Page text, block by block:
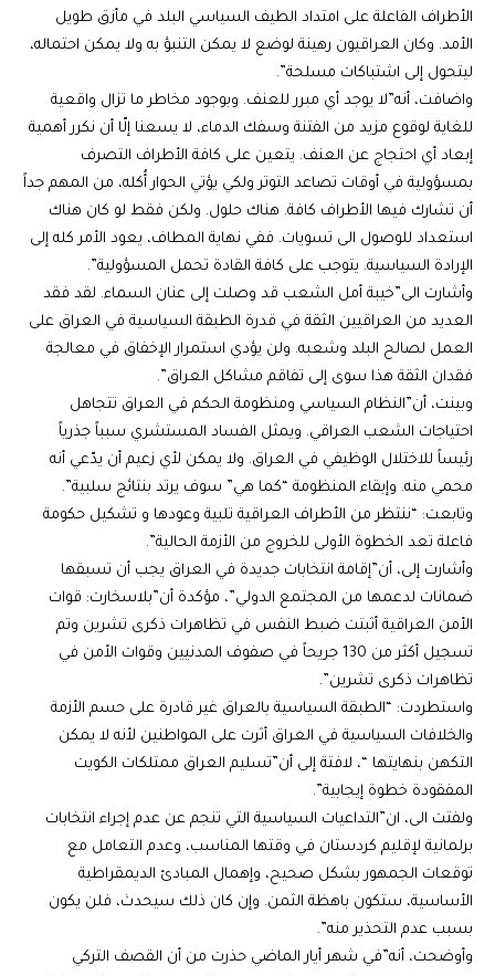
الأطراف الفاعلة على امتداد الطيف السياسي البلد في مأزق طويل
الأمد. وكان العراقيون رهينة لوضع لا يمكن التنبؤ به ولا يمكن احتماله،
ليتحول إلى اشتباكات مسلحة”.
واضافت، أنه”لا يوجد أي مبرر للعنف. وبوجود مخاطر ما تزال واقعية
للغاية لوقوع مزيد من الفتنة وسفك الدماء، لا يسعنا إلّا أن نكرر أهمية
إبعاد أي احتجاج عن العنف. يتعين على كافة الأطراف التصرف
بمسؤولية في أوقات تصاعد التوتر ولكي يؤتي الحوار أُكله، من المهم جداً
أن تشارك فيها الأطراف كافة. هناك حلول. ولكن فقط لو كان هناك
استعداد للوصول الى تسويات. ففي نهاية المطاف، يعود الأمر كله إلى
الإرادة السياسية. يتوجب على كافة القادة تحمل المسؤولية”.
وأشارت الى”خيبة أمل الشعب قد وصلت إلى عنان السماء. لقد فقد
العديد من العراقيين الثقة في قدرة الطبقة السياسية في العراق على
العمل لصالح البلد وشعبه. ولن يؤدي استمرار الإخفاق في معالجة
فقدان الثقة هذا سوى إلى تفاقم مشاكل العراق”.
وبينت، أن”النظام السياسي ومنظومة الحكم في العراق تتجاهل
احتياجات الشعب العراقي. ويمثل الفساد المستشري سبباً جذرياً
رئيساً للاختلال الوظيفي في العراق. ولا يمكن لأي زعيم أن يدّعي أنه
محمي منه. وإبقاء المنظومة “كما هي” سوف يرتد بنتائج سلبية”.
وتابعت: “ننتظر من الأطراف العراقية تلبية وعودها و تشكيل حكومة
فاعلة تعد الخطوة الأولى للخروج من الأزمة الحالية”.
وأشارت إلى، أن”إقامة انتخابات جديدة في العراق يجب أن تسبقها
ضمانات لدعمها من المجتمع الدولي”، مؤكدة أن”بلاسخارت: قوات
الأمن العراقية أثبتت ضبط النفس في تظاهرات ذكرى تشرين وتم
تسجيل أكثر من 130 جريحاً في صفوف المدنيين وقوات الأمن في
تظاهرات ذكرى تشرين”.
واستطردت: “الطبقة السياسية بالعراق غير قادرة على حسم الأزمة
والخلافات السياسية في العراق أثرت على المواطنين لأنه لا يمكن
التكهن بنهايتها “، لافتة إلى أن”تسليم العراق ممتلكات الكويت
المفقودة خطوة إيجابية”.
ولفتت الى، ان”التداعيات السياسية التي تنجم عن عدم إجراء انتخابات
برلمانية لإقليم كردستان في وقتها المناسب، وعدم التعامل مع
توقعات الجمهور بشكل صحيح، وإهمال المبادئ الديمقراطية
الأساسية، ستكون باهظة الثمن. وإن كان ذلك سيحدث، فلن يكون
بسبب عدم التحذير منه”.
وأوضحت، أنه”في شهر أيار الماضي حذرت من أن القصف التركي